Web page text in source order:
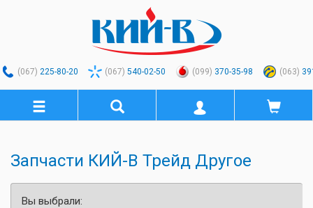
(067) 225-80-20 (067) 540-02-50 (099) 370-35-98 (063)
Запчасти КИЙ-В Трейд Другое
Вы выбрали: